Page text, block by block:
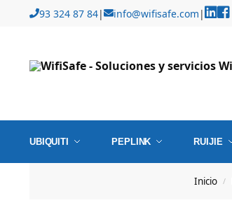
93 324 87 84| info@wifisafe.com |
UBIQUITI PEPLINK RUIJIE
Inicio /